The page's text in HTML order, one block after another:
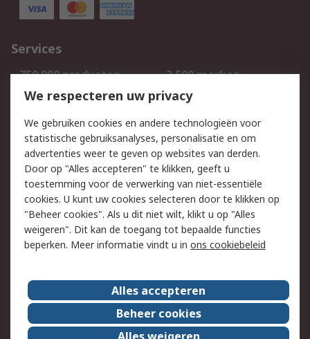
Services
750.000 producten
2.500 merken
Bestellen
Inkoopoplossingen
Track & Trace
Wettelijk
Cookiebeleid
Email veiligheid
Privacybeleid
Websitevoorwaarden
Algemene
verkoopvoorwaarden
Over RS
RS Group
Over ons
RS wereldwijd
Werken bij RS
We respecteren uw privacy
We gebruiken cookies en andere technologieën voor
statistische gebruiksanalyses, personalisatie en om
advertenties weer te geven op websites van derden.
Door op "Alles accepteren" te klikken, geeft u
toestemming voor de verwerking van niet-essentiële
cookies. U kunt uw cookies selecteren door te klikken op
"Beheer cookies". Als u dit niet wilt, klikt u op "Alles
weigeren". Dit kan de toegang tot bepaalde functies
beperken. Meer informatie vindt u in ons cookiebeleid
Alles accepteren
Beheer cookies